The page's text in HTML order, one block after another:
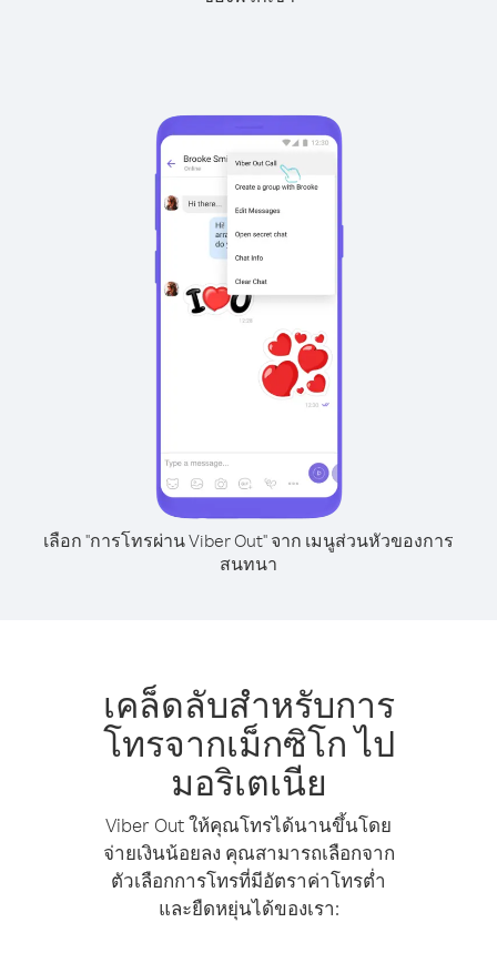
เลือก "การโทรผ่าน Viber Out" จาก เมนูส่วนหัวของการ
สนทนา
เคล็ดลับสำหรับการ
โทรจากเม็กซิโก ไป
มอริเตเนีย
Viber Out ให้คุณโทรได้นานขึ้นโดย
จ่ายเงินน้อยลง คุณสามารถเลือกจาก
ตัวเลือกการโทรที่มีอัตราค่าโทรต่ำ
และยืดหยุ่นได้ของเรา: